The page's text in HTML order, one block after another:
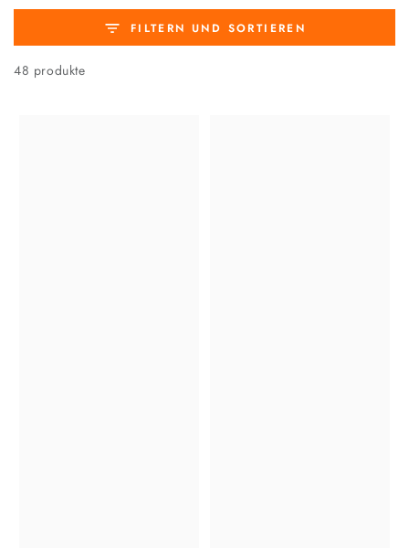
FILTERN UND SORTIEREN
48 produkte